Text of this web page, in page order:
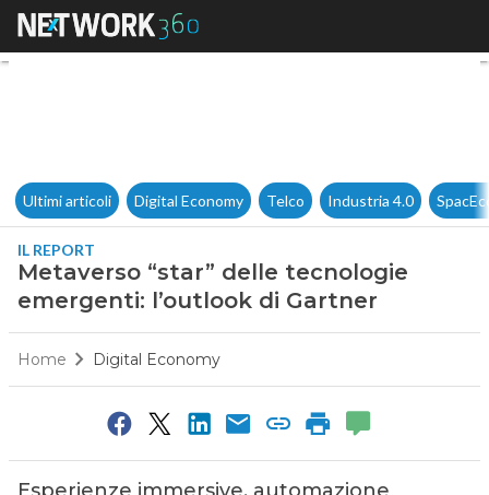
Metaverso “star” delle
Ultimi articoli Digital Economy Telco Industria 4.0
IL REPORT
Metaverso “star” delle tecnologie
emergenti: l’outlook di Gartner
Home Digital Economy